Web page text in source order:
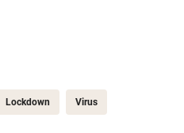
Lockdown Virus